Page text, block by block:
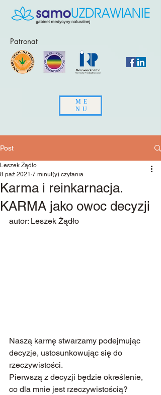
Patronat
ME
NU
Post
Karma i reinkarnacja.
KARMA jako owoc decyzji
Leszek Żądło
8 paź 2021 7 minut(y) czytania
autor: Leszek Żądło
Naszą karmę stwarzamy podejmując
decyzje, ustosunkowując się do
rzeczywistości.
Pierwszą z decyzji będzie określenie,
co dla mnie jest rzeczywistością?